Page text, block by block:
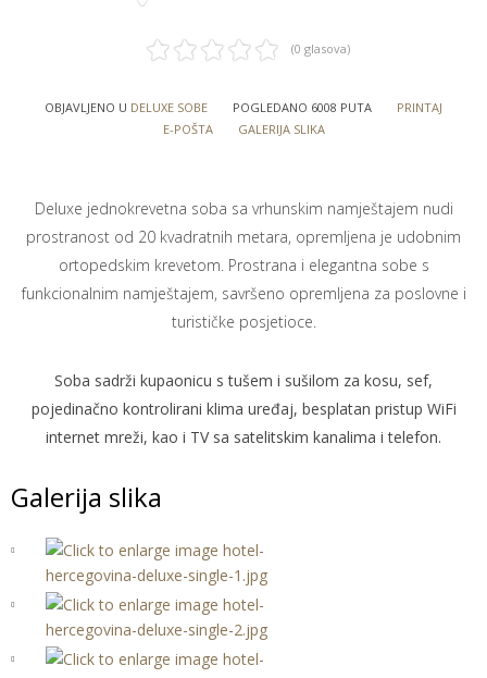
(0 glasova)
OBJAVLJENO U DELUXE SOBE POGLEDANO 6008 PUTA
PRINTAJ
E-POŠTA
GALERIJA SLIKA
Deluxe jednokrevetna soba sa vrhunskim namještajem nudi
prostranost od 20 kvadratnih metara, opremljena je udobnim
ortopedskim krevetom. Prostrana i elegantna sobe s
funkcionalnim namještajem, savršeno opremljena za poslovne i
turističke posjetioce.
Soba sadrži kupaonicu s tušem i sušilom za kosu, sef,
pojedinačno kontrolirani klima uređaj, besplatan pristup WiFi
internet mreži, kao i TV sa satelitskim kanalima i telefon.
Galerija slika